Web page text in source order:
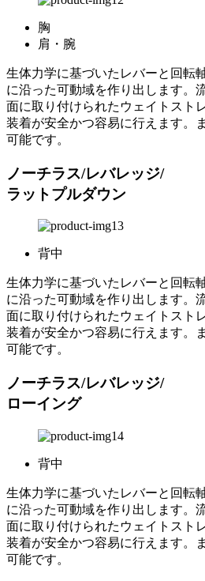
胸
肩・腕
生体力学に基づいたレバーと回転
に沿った可動域を作り出します。
面に取り付けられたウェイトスト
装着が安全かつ容易に行えます。
可能です。
ノーチラス/レバレッジ/
ラットプルダウン
背中
生体力学に基づいたレバーと回転
に沿った可動域を作り出します。
面に取り付けられたウェイトスト
装着が安全かつ容易に行えます。
可能です。
ノーチラス/レバレッジ/
ローイング
背中
生体力学に基づいたレバーと回転
に沿った可動域を作り出します。
面に取り付けられたウェイトスト
装着が安全かつ容易に行えます。
可能です。